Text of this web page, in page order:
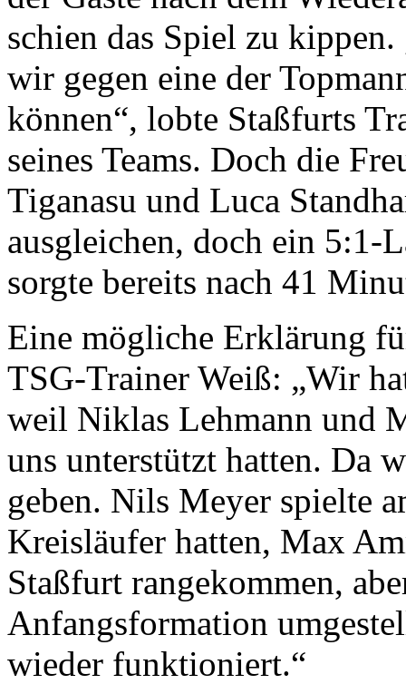
schien das Spiel zu
wir gegen eine der
können“, lobte Staß­furts
seines Teams. Doch die
Tiganasu und Luca
ausgleichen, doch ein 5:1-
sorgte be­reits nach 41
Eine mögliche Erklärung
TSG-Trainer Weiß: „Wir
weil Niklas Lehmann und
uns unterstützt hatten. Da
geben. Nils Meyer spielte
Kreisläufer hatten, Max
Staßfurt rangekommen,
Anfangsfor­mation
wieder funktioniert.“